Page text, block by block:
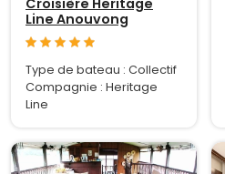
Line Anouvong
Type de bateau : Collectif
Compagnie : Heritage
Line